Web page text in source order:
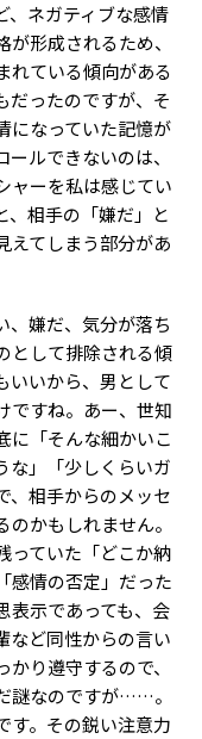
、ネガティブな感情
形成されるため、
れている傾向がある
だったのですが、そ
になっていた記憶が
ルできないのは、
ャーを私は感じてい
、相手の「嫌だ」と
えてしまう部分があ
、嫌だ、気分が落ち
として排除される傾
いいから、男として
ですね。あー、世知
に「そんな細かいこ
な」「少しくらいガ
、相手からのメッセ
かもしれません。
っていた「どこか納
感情の否定」だった
表示であっても、会
など同性からの言い
り遵守するので、
謎なのですが……。
す。その鋭い注意力